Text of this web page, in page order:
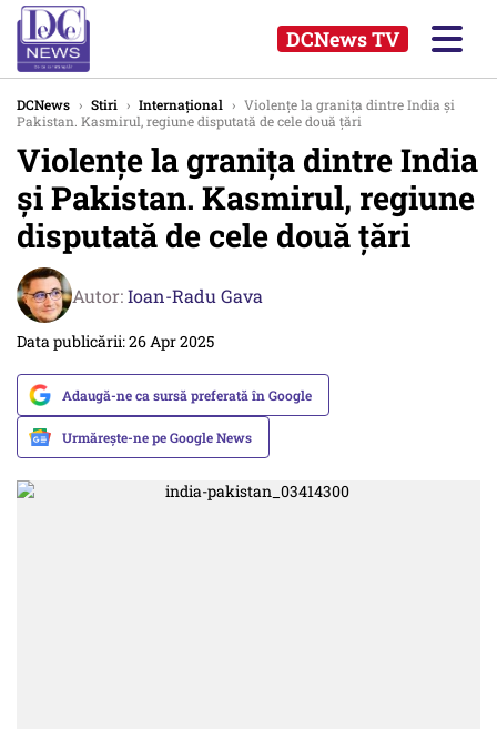
DCNews TV
DCNews › Stiri › Internațional › Violențe la granița dintre India și
Pakistan. Kasmirul, regiune disputată de cele două țări
Violențe la granița dintre India
și Pakistan. Kasmirul, regiune
disputată de cele două țări
Autor:Ioan-Radu Gava
Data publicării: 26 Apr 2025
Adaugă-ne ca sursă preferată în Google
Urmărește-ne pe Google News